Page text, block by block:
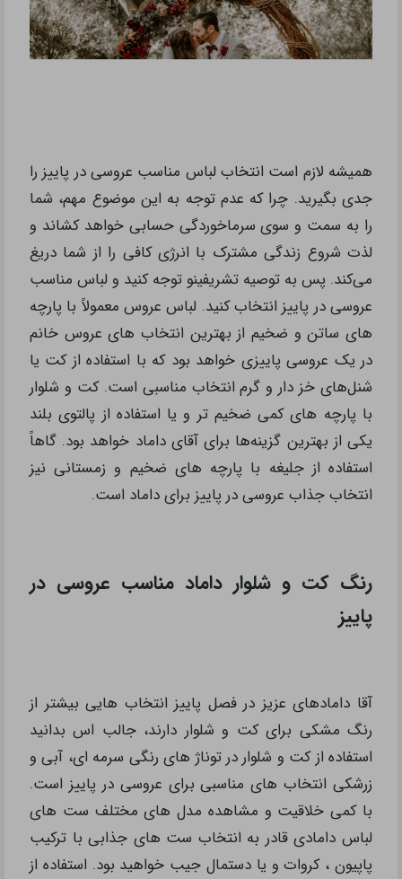
همیشه لازم است انتخاب لباس مناسب عروسی در پاییز را
جدی بگیرید. چرا که عدم توجه به این موضوع مهم، شما
را به سمت و سوی سرماخوردگی حسابی خواهد کشاند و
لذت شروع زندگی مشترک با انرژی کافی را از شما دریغ
می‌کند. پس به توصیه تشریفینو توجه کنید و لباس مناسب
عروسی در پاییز انتخاب کنید. لباس عروس معمولاً با پارچه
های ساتن و ضخیم از بهترین انتخاب های عروس خانم
در یک عروسی پاییزی خواهد بود که با استفاده از کت‌ یا
شنل‌های خز دار و گرم انتخاب مناسبی است. کت و شلوار
با پارچه های کمی ضخیم تر و یا استفاده از پالتوی بلند
یکی از بهترین گزینه‌ها برای آقای داماد خواهد بود. گاهاً
استفاده از جلیغه با پارچه های ضخیم و زمستانی نیز
انتخاب جذاب عروسی در پاییز برای داماد است.
رنگ کت و شلوار داماد مناسب عروسی در
پاییز
آقا دامادهای عزیز در فصل پاییز انتخاب هایی بیشتر از
رنگ مشکی برای کت و شلوار دارند، جالب اس بدانید
استفاده از کت و شلوار در توناژ های رنگی سرمه ای، آبی و
زرشکی انتخاب های مناسبی برای عروسی در پاییز است.
با کمی خلاقیت و مشاهده مدل های مختلف ست های
لباس دامادی قادر به انتخاب ست های جذابی با ترکیب
پاپیون ، کروات و یا دستمال جیب خواهید بود. استفاده از